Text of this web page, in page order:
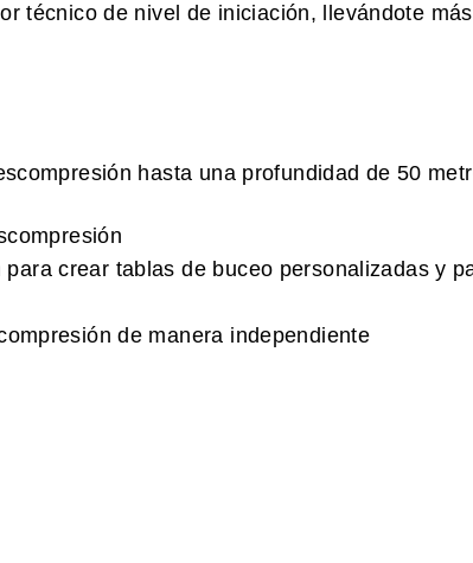
técnico de nivel de iniciación, llevándote
hasta una profundidad de 50
crear tablas de buceo personalizadas y
de manera independiente